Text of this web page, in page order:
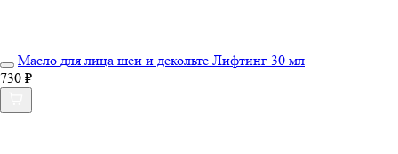
Масло для лица шеи и декольте Лифтинг 30 мл
730 ₽